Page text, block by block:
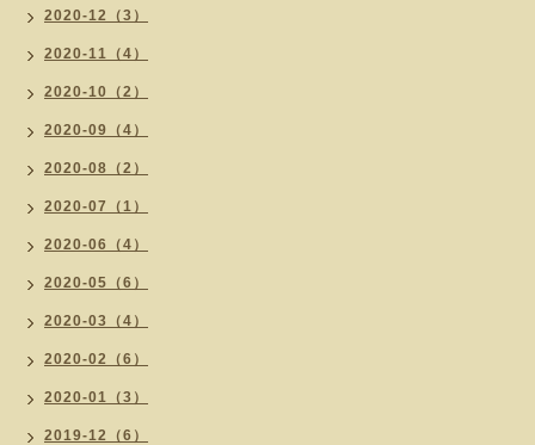
2020-12（3）
2020-11（4）
2020-10（2）
2020-09（4）
2020-08（2）
2020-07（1）
2020-06（4）
2020-05（6）
2020-03（4）
2020-02（6）
2020-01（3）
2019-12（6）